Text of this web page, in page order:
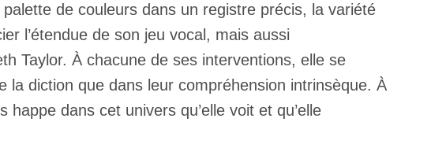
de couleurs dans un registre précis, la variété
l’étendue de son jeu vocal, mais aussi
Taylor. À chacune de ses interventions, elle se
diction que dans leur compréhension intrinsèque. À
dans cet univers qu’elle voit et qu’elle